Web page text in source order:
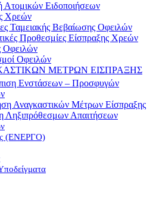
Ατομικών Ειδοποιήσεων
Χρεών
Ταμειακής Βεβαίωσης Οφειλών
Προθεσμίες Είσπραξης Χρεών
Οφειλών
Οφειλών
ΜΕΤΡΩΝ ΕΙΣΠΡΑΞΗΣ
Ενστάσεων – Προσφυγών
Αναγκαστικών Μέτρων Είσπραξης
Ληξιπρόθεσμων Απαιτήσεων
(ΕΝΕΡΓΟ)